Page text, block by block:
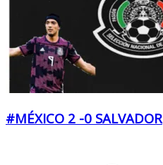
#MÉXICO 2 -0 SALVADOR